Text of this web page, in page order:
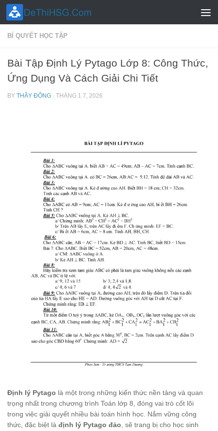
Skip to content
BÍ QUYẾT HỌC TẬP
Bài Tập Định Lý Pytago Lớp 8: Công Thức,
Ứng Dụng Và Cách Giải Chi Tiết
BY THẦY ĐÔNG · THÁNG 1 7, 2026
Định lý Pytago là một trong những kiến thức nền tảng và quan
trọng nhất trong chương trình Toán lớp 8, đóng vai trò cốt lõi
trong việc giải quyết nhiều bài toán hình học. Nắm vững công
thức, đặc biệt là định lý Pytago đảo, sẽ trang bị cho học sinh